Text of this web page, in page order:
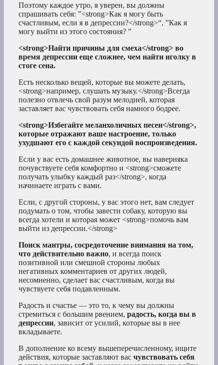
Поэтому каждое утро, я уверен, вы должны
спрашивать себя: ”<strong>Как я могу быть
счастливым, если я в депрессии?</strong>“, ”Как я
могу выйти из этого состояния? ”
<strong>Найти причины для смеха</strong> во
время депрессии еще сложнее, чем найти иголку в
стоге сена.
Есть несколько вещей, которые вы можете делать,
<strong>например, слушать музыку.</strong>Всегда
полезно отвлечь свой разум мелодией, которая
заставляет вас чувствовать себя намного бодрее.
<strong>Избегайте меланхоличных песен</strong>,
которые отражают ваше настроение, только
ухудшают его с каждой секундой воспроизведения.
Если у вас есть домашнее животное, вы наверняка
почувствуете себя комфортно и <strong>сможете
получать улыбку каждый раз</strong>, когда
начинаете играть с вами.
Если, с другой стороны, у вас этого нет, вам следует
подумать о том, чтобы завести собаку, которую вы
всегда хотели и которая может <strong>помочь вам
выйти из депрессии.</strong>
Поиск мантры, сосредоточение внимания на том,
что действительно важно, и всегда поиск
позитивной или смешной стороны любых
негативных комментариев от других людей,
несомненно, сделает вас счастливым, когда вы
чувствуете себя подавленным.
Радость и счастье — это то, к чему вы должны
стремиться с большим рвением, радость, когда вы в
депрессии, зависит от усилий, которые вы в нее
вкладываете.
В дополнение ко всему вышеперечисленному, ищите
действия, которые заставляют вас чувствовать себя